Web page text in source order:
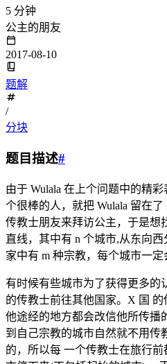
5 分钟
公主的朋友
2017-08-10
题解
/
分块
题目描述#
由于 Wulala 在上个问题中的精
个很棒的人，就把 Wulala 留在
传教士朋友来拜访公主，于是想
直线，其中有 n 个城市,从东向
家中有 m 种宗教，每个城市一定
有时候有些城市为了获得更多的
的传教士前往其他国家。X 国
他途经的地方都会改信他所传播
到自己宗教的城市自然就不用传
的，所以每 一个传教士在旅行